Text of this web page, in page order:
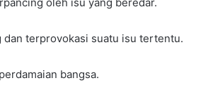
terprovokasi suatu isu tertentu.
bangsa.